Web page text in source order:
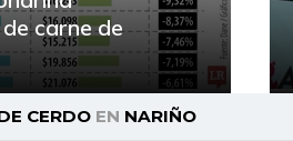
carne de
CERDOEN NARIÑO